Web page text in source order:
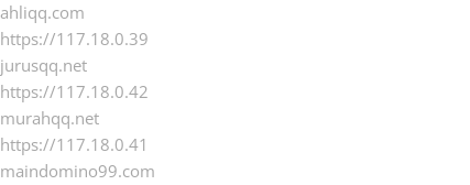
ahliqq.com
https://117.18.0.39
jurusqq.net
https://117.18.0.42
murahqq.net
https://117.18.0.41
maindomino99.com